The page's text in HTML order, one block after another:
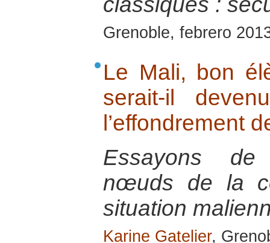
Grenoble, febrero
Le Mali, bon
serait-il
l’effondrement
Essayons de
nœuds de la
situation
Karine Gatelier,